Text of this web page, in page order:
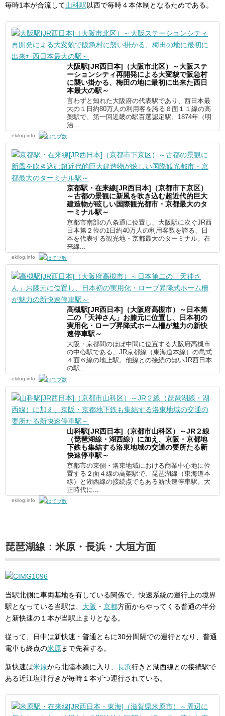
毎時1本が合流して山科駅以西で毎時４本体制となるためである。
大阪駅[JR西日本]（大阪市北区）～大阪ステ
ーションシティ再開発による大変貌で阪急村
に襲い掛かる、梅田の地に最初に出来た西日
本最大の駅～
言わずと知れた大阪府の代表駅であり、西日本最
大の１日約80万人の利用客を誇る６面１１線の高
架駅で、第一回近畿の駅百選認定駅。1874年（明
治...
ekilog.info
京都駅・在来線[JR西日本]（京都市下京区）
～古都の景観に新風を吹き込む超近代的巨大
建造物が眩しい国際観光都市・京都最大のタ
ーミナル駅～
京都市南部の八条通に位置し、大阪駅に次ぐJR西
日本第２位の1日約40万人の利用客数を誇る、日
本を代表する観光地・京都最大のターミナル。在
来線...
ekilog.info
高槻駅[JR西日本]（大阪府高槻市）～日本第
二の「天神さん」お膝元に位置し、日本初の
実用化・ロープ昇降式ホーム柵が魅力の新快
速停車駅～
大阪・京都間のほぼ中間に位置する大阪府高槻市
の中心駅である、JR京都線（東海道本線）の島式
４面６線の地上駅。他線との接続の無いJR西日本
の駅...
ekilog.info
山科駅[JR西日本]（京都市山科区）～JR２線
（琵琶湖線・湖西線）に加え、京阪・京都地
下鉄も集結する洛東地域の交通の要所たる新
快速停車駅～
京都市の東側・洛東地域における商業中心地に位
置する２面４線の高架駅で、琵琶湖線（東海道本
線）と湖西線の接続点でもある新快速停車駅。大
正時代に...
ekilog.info
琵琶湖線：米原・長浜・大垣方面
当駅北側に車両基地を有している関係で、快速系統の運行上の境界
駅となっている当駅は、 大阪 ・ 京都方面からやってくる普通の半分
と新快速の１本が当駅止まりとなる。
従って、日中は新快速・普通ともに30分間隔での運行となり、普通
電車も終点の米原まで先着する。
新快速は米原から北陸本線に入り、 長浜行きと湖西線との接続駅で
ある近江塩津行きが毎時１本ずつ運行されている。